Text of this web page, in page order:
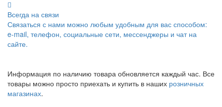
Всегда на связи
Связаться с нами можно любым удобным для вас способом:
e-mail, телефон, социальные сети, мессенджеры и чат на
сайте.
Информация по наличию товара обновляется каждый час. Все
товары можно просто приехать и купить в наших розничных
магазинах.